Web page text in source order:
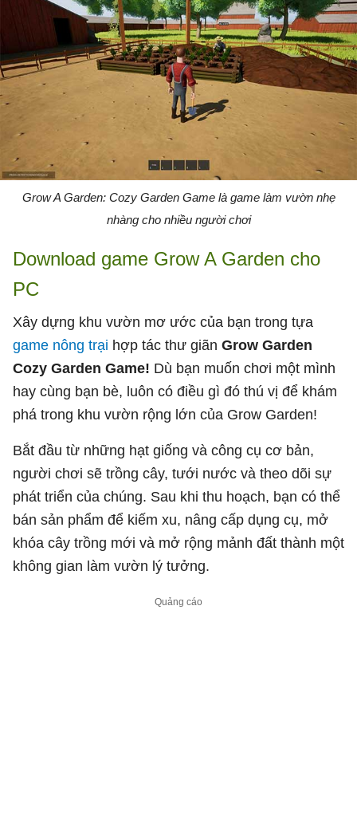
Grow A Garden: Cozy Garden Game là game làm vườn nhẹ
nhàng cho nhiều người chơi
Download game Grow A Garden cho
PC
Xây dựng khu vườn mơ ước của bạn trong tựa
game nông trại hợp tác thư giãn Grow Garden
Cozy Garden Game! Dù bạn muốn chơi một mình
hay cùng bạn bè, luôn có điều gì đó thú vị để khám
phá trong khu vườn rộng lớn của Grow Garden!
Bắt đầu từ những hạt giống và công cụ cơ bản,
người chơi sẽ trồng cây, tưới nước và theo dõi sự
phát triển của chúng. Sau khi thu hoạch, bạn có thể
bán sản phẩm để kiếm xu, nâng cấp dụng cụ, mở
khóa cây trồng mới và mở rộng mảnh đất thành một
không gian làm vườn lý tưởng.